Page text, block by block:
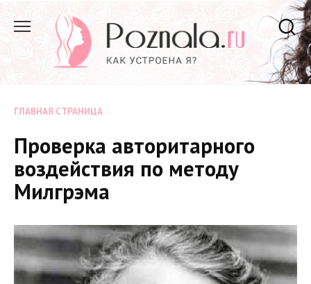
содержанию
ГЛАВНАЯ СТРАНИЦА
Проверка авторитарного
воздействия по методу
Милгрэма